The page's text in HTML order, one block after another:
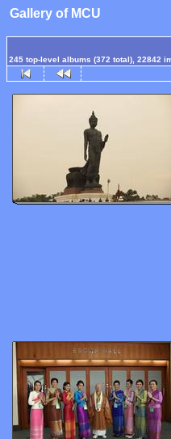
Gallery of MCU
245 top-level albums (372 total), 22842